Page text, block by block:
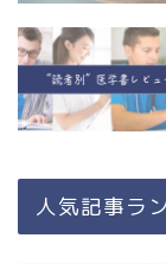
人気記事ラ